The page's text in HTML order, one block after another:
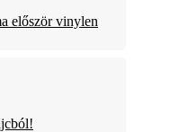
először vinylen